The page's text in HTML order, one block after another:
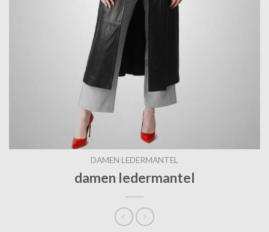
DAMEN LEDERMANTEL
damen ledermantel